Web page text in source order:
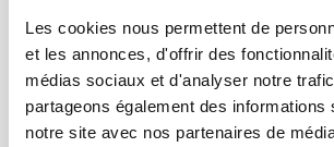
Les cookies nous permettent de
et les annonces, d'offrir des
médias sociaux et d'analyser notre
partageons également des informations
notre site avec nos partenaires de